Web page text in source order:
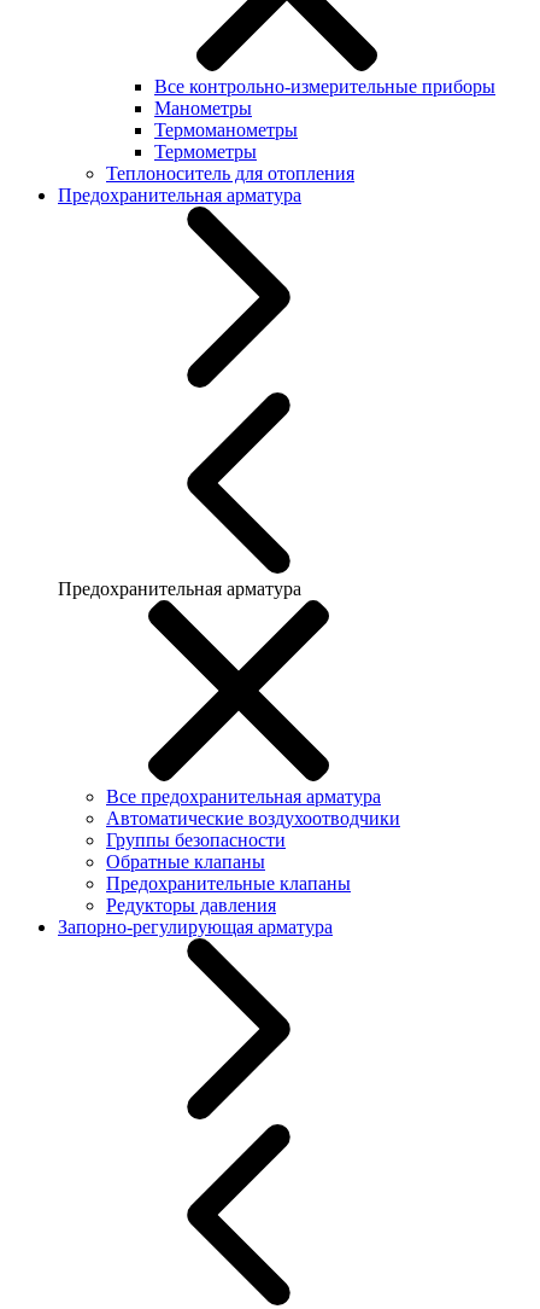
Все контрольно-измерительные приборы
Манометры
Термоманометры
Термометры
Теплоноситель для отопления
Предохранительная арматура
Предохранительная арматура
Все предохранительная арматура
Автоматические воздухоотводчики
Группы безопасности
Обратные клапаны
Предохранительные клапаны
Редукторы давления
Запорно-регулирующая арматура